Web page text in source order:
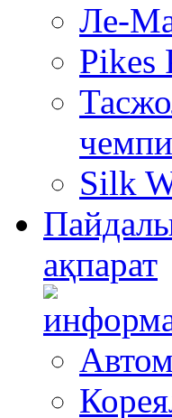
Ле-
Pikes
Silk
ақпарат